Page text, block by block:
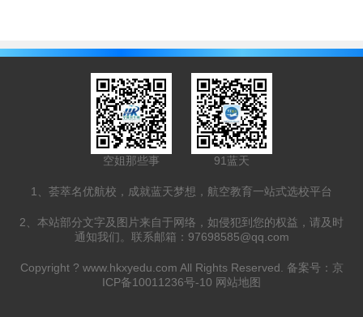
空姐那些事 91蓝天
1、荟萃名优航校，成就蓝天梦想，航空教育一站式选校平台
2、本站部分文字及图片来自于网络，如侵犯到您的权益，请及时
通知我们。联系邮箱：97698585@qq.com
Copyright ? www.hkxyedu.com All Rights Reserved. 备案号： 京
ICP备10011236号-10 网站地图